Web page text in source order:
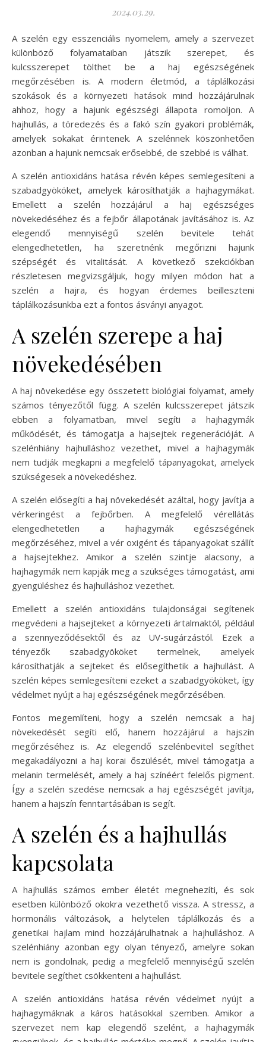
2024.03.29.
A szelén egy esszenciális nyomelem, amely a szervezet
különböző folyamataiban játszik szerepet, és
kulcsszerepet tölthet be a haj egészségének
megőrzésében is. A modern életmód, a táplálkozási
szokások és a környezeti hatások mind hozzájárulnak
ahhoz, hogy a hajunk egészségi állapota romoljon. A
hajhullás, a töredezés és a fakó szín gyakori problémák,
amelyek sokakat érintenek. A szelénnek köszönhetően
azonban a hajunk nemcsak erősebbé, de szebbé is válhat.
A szelén antioxidáns hatása révén képes semlegesíteni a
szabadgyököket, amelyek károsíthatják a hajhagymákat.
Emellett a szelén hozzájárul a haj egészséges
növekedéséhez és a fejbőr állapotának javításához is. Az
elegendő mennyiségű szelén bevitele tehát
elengedhetetlen, ha szeretnénk megőrizni hajunk
szépségét és vitalitását. A következő szekciókban
részletesen megvizsgáljuk, hogy milyen módon hat a
szelén a hajra, és hogyan érdemes beilleszteni
táplálkozásunkba ezt a fontos ásványi anyagot.
A szelén szerepe a haj
növekedésében
A haj növekedése egy összetett biológiai folyamat, amely
számos tényezőtől függ. A szelén kulcsszerepet játszik
ebben a folyamatban, mivel segíti a hajhagymák
működését, és támogatja a hajsejtek regenerációját. A
szelénhiány hajhulláshoz vezethet, mivel a hajhagymák
nem tudják megkapni a megfelelő tápanyagokat, amelyek
szükségesek a növekedéshez.
A szelén elősegíti a haj növekedését azáltal, hogy javítja a
vérkeringést a fejbőrben. A megfelelő vérellátás
elengedhetetlen a hajhagymák egészségének
megőrzéséhez, mivel a vér oxigént és tápanyagokat szállít
a hajsejtekhez. Amikor a szelén szintje alacsony, a
hajhagymák nem kapják meg a szükséges támogatást, ami
gyengüléshez és hajhulláshoz vezethet.
Emellett a szelén antioxidáns tulajdonságai segítenek
megvédeni a hajsejteket a környezeti ártalmaktól, például
a szennyeződésektől és az UV-sugárzástól. Ezek a
tényezők szabadgyököket termelnek, amelyek
károsíthatják a sejteket és elősegíthetik a hajhullást. A
szelén képes semlegesíteni ezeket a szabadgyököket, így
védelmet nyújt a haj egészségének megőrzésében.
Fontos megemlíteni, hogy a szelén nemcsak a haj
növekedését segíti elő, hanem hozzájárul a hajszín
megőrzéséhez is. Az elegendő szelénbevitel segíthet
megakadályozni a haj korai őszülését, mivel támogatja a
melanin termelését, amely a haj színéért felelős pigment.
Így a szelén szedése nemcsak a haj egészségét javítja,
hanem a hajszín fenntartásában is segít.
A szelén és a hajhullás
kapcsolata
A hajhullás számos ember életét megnehezíti, és sok
esetben különböző okokra vezethető vissza. A stressz, a
hormonális változások, a helytelen táplálkozás és a
genetikai hajlam mind hozzájárulhatnak a hajhulláshoz. A
szelénhiány azonban egy olyan tényező, amelyre sokan
nem is gondolnak, pedig a megfelelő mennyiségű szelén
bevitele segíthet csökkenteni a hajhullást.
A szelén antioxidáns hatása révén védelmet nyújt a
hajhagymáknak a káros hatásokkal szemben. Amikor a
szervezet nem kap elegendő szelént, a hajhagymák